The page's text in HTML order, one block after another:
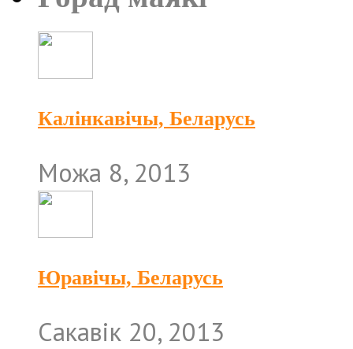
Калінкавічы, Беларусь
Можа 8, 2013
Юравічы, Беларусь
Сакавік 20, 2013